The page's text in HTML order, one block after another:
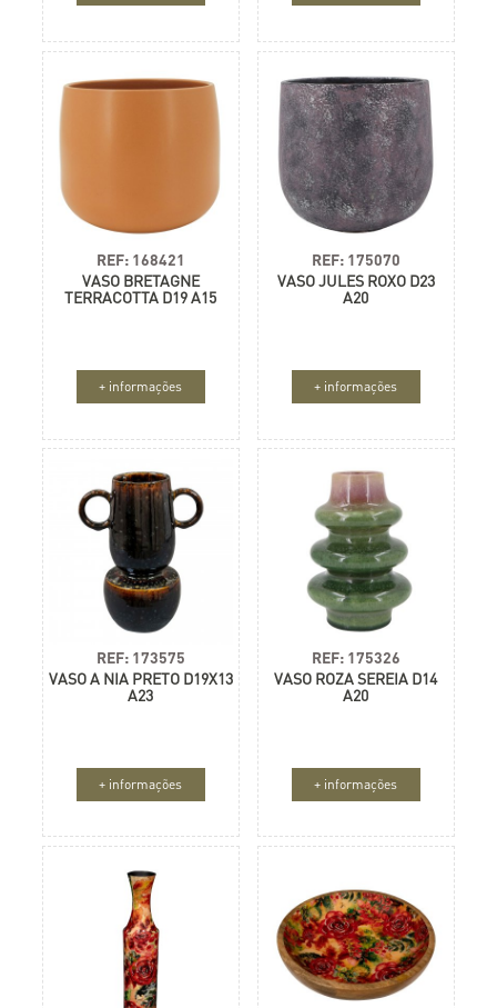
REF: 168421
VASO BRETAGNE
TERRACOTTA D19 A15
+ informações
REF: 175070
VASO JULES ROXO D23
A20
+ informações
REF: 173575
VASO A NIA PRETO D19X13
A23
+ informações
REF: 175326
VASO ROZA SEREIA D14
A20
+ informações